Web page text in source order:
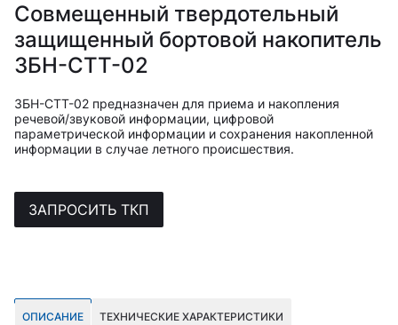
Совмещенный твердотельный
защищенный бортовой накопитель
ЗБН-СТТ-02
ЗБН-СТТ-02 предназначен для приема и накопления
речевой/звуковой информации, цифровой
параметрической информации и сохранения накопленной
информации в случае летного происшествия.
ЗАПРОСИТЬ ТКП
ОПИСАНИЕ ТЕХНИЧЕСКИЕ ХАРАКТЕРИСТИКИ